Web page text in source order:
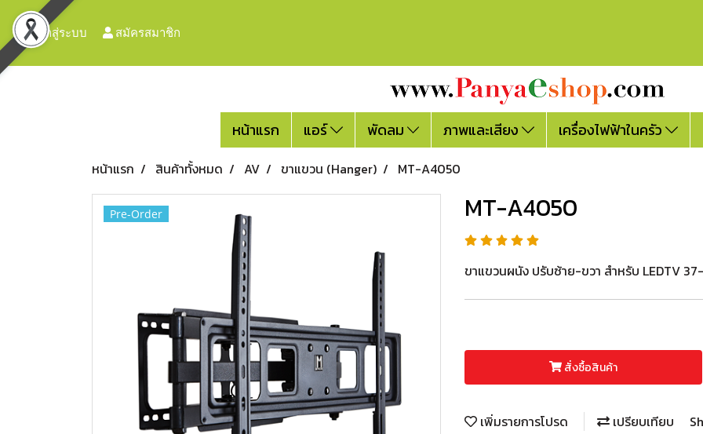
เข้าสู่ระบบ สมัครสมาชิก
หน้าแรก แอร์ พัดลม ภาพและเสียง เครื่องไฟฟ้าในครัว
หน้าแรก สินค้าทั้งหมด AV ขาแขวน (Hanger) MT-A4050
Pre-Order MT-A4050
ขาแขวนผนัง ปรับซ้าย-ขวา สำหรับ LEDTV
สั่งซื้อสินค้า
เพิ่มรายการโปรด เปรียบเทียบ